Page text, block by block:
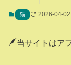
猫 2026-04-02
当サイトはア